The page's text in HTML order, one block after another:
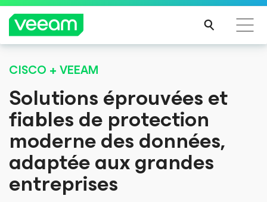
Recommandations de Veeam pour les clients
impactés par la mise à jour de CrowdStrike
LIRE
LA
SUIT
E
CISCO + VEEAM
Solutions éprouvées et
fiables de protection
moderne des données,
adaptée aux grandes
entreprises